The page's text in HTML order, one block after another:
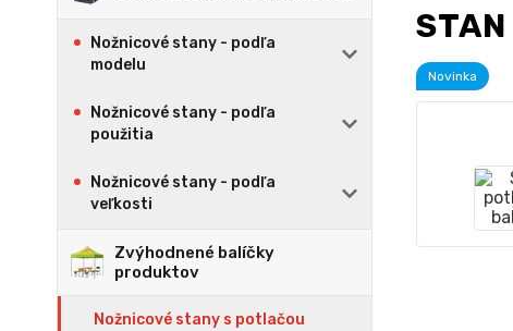
Nožnicové stany - podľa
modelu
Nožnicové stany - podľa
použitia
Nožnicové stany - podľa
veľkosti
Zvýhodnené balíčky
produktov
Nožnicové stany s potlačou
Novinka